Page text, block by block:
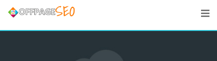
Skip
content